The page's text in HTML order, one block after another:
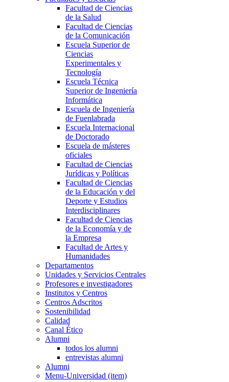
Facultad de Ciencias
de la Salud
Facultad de Ciencias
de la Comunicación
Escuela Superior de
Ciencias
Experimentales y
Tecnología
Escuela Técnica
Superior de Ingeniería
Informática
Escuela de Ingeniería
de Fuenlabrada
Escuela Internacional
de Doctorado
Escuela de másteres
oficiales
Facultad de Ciencias
Jurídicas y Políticas
Facultad de Ciencias
de la Educación y del
Deporte y Estudios
Interdisciplinares
Facultad de Ciencias
de la Economía y de
la Empresa
Facultad de Artes y
Humanidades
Departamentos
Unidades y Servicios Centrales
Profesores e investigadores
Institutos y Centros
Centros Adscritos
Sostenibilidad
Calidad
Canal Ético
Alumni
todos los alumni
entrevistas alumni
Alumni
Menu-Universidad (item)